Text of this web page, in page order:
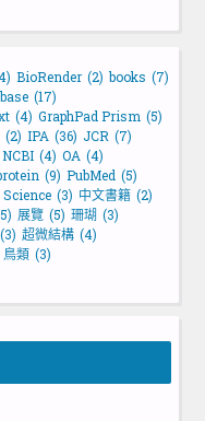
BioRender (2) books (7)
(17)
(4) GraphPad Prism (5)
(2) IPA (36) JCR (7)
NCBI (4) OA (4)
(9) PubMed (5)
Science (3) 中文書籍 (2)
展覽 (5) 珊瑚 (3)
(3) 超微結構 (4)
鳥類 (3)